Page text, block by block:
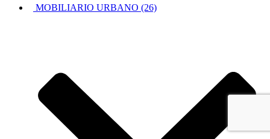
MOBILIARIO URBANO (26)